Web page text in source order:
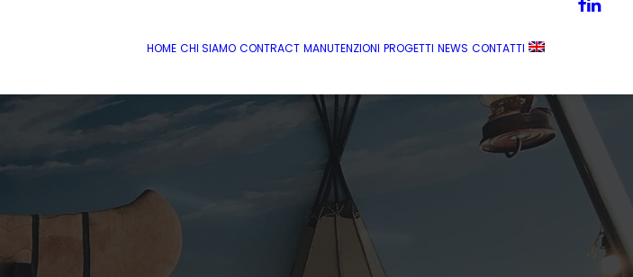
HOME CHI SIAMO CONTRACT MANUTENZIONI PROGETTI NEWS CONTATTI